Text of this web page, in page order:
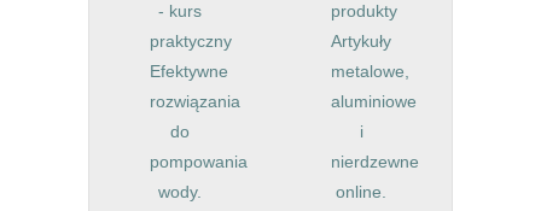
- kurs
praktyczny
Efektywne
rozwiązania
do
pompowania
wody.
produkty
Artykuły
metalowe,
aluminiowe
i
nierdzewne
online.